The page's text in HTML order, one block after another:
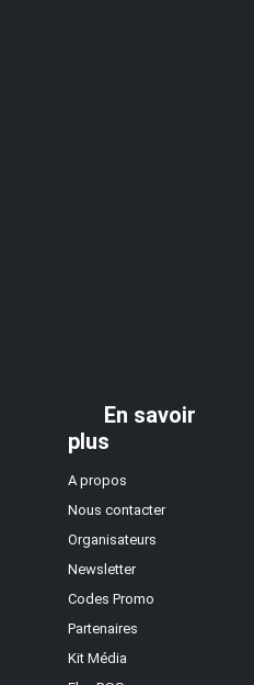
En savoir
plus
A propos
Nous contacter
Organisateurs
Newsletter
Codes Promo
Partenaires
Kit Média